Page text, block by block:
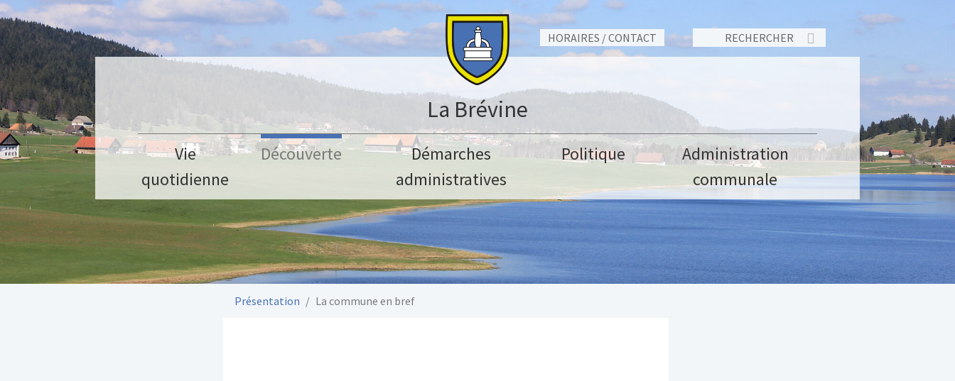
Aller au contenu principal
HORAIRES / CONTACT
La Brévine
Vie
quotidienne
Découverte
Démarches
administratives
Politique
Administration
communale
Présentation La commune en bref